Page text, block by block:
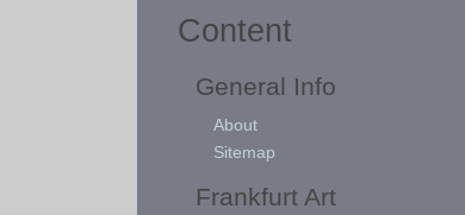
Content
General Info
About
Sitemap
Frankfurt Art